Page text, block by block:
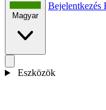
Magyar
Bejelentkezés
Eszközök